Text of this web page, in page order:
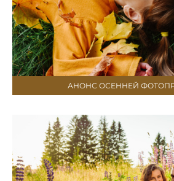
АНОНС ОСЕННЕЙ